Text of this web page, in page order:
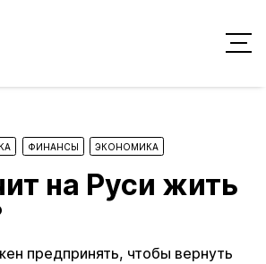
ФИНАНСЫ ЭКОНОМИКА
на Руси жить
предпринять, чтобы вернуть